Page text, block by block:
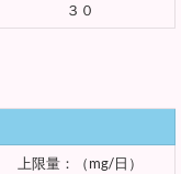
３０
上限量：（mg/日）